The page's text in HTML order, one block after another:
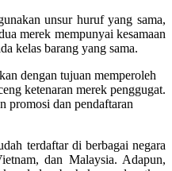
unsur huruf yang sama,
merek mempunyai kesamaan
kelas barang yang sama.
dengan tujuan memperoleh
ketenaran merek penggugat.
promosi dan pendaftaran
terdaftar di berbagai negara
dan Malaysia. Adapun,